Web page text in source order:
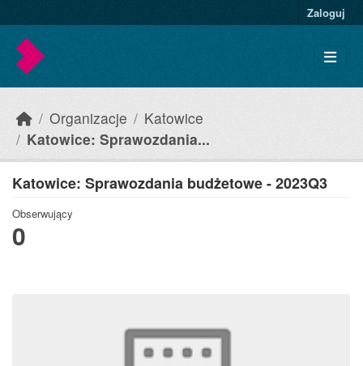
Zaloguj
Organizacje
Katowice
Katowice: Sprawozdania...
Katowice: Sprawozdania budżetowe - 2023Q3
Obserwujący
0